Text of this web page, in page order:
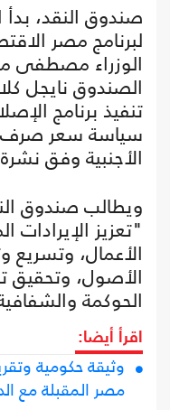
صندوق النقد، بدأ
لبرنامج مصر
الوزراء مصطفى
الصندوق نايجل
تنفيذ برنامج
سياسة سعر صرف
الأجنبية وفق
"تعزيز الإيرادات
الأعمال، وتسريع
الأصول، وتحقيق
الحوكمة
اقرأ أيضا:
وثيقة حكومية
مصر المقبلة مع